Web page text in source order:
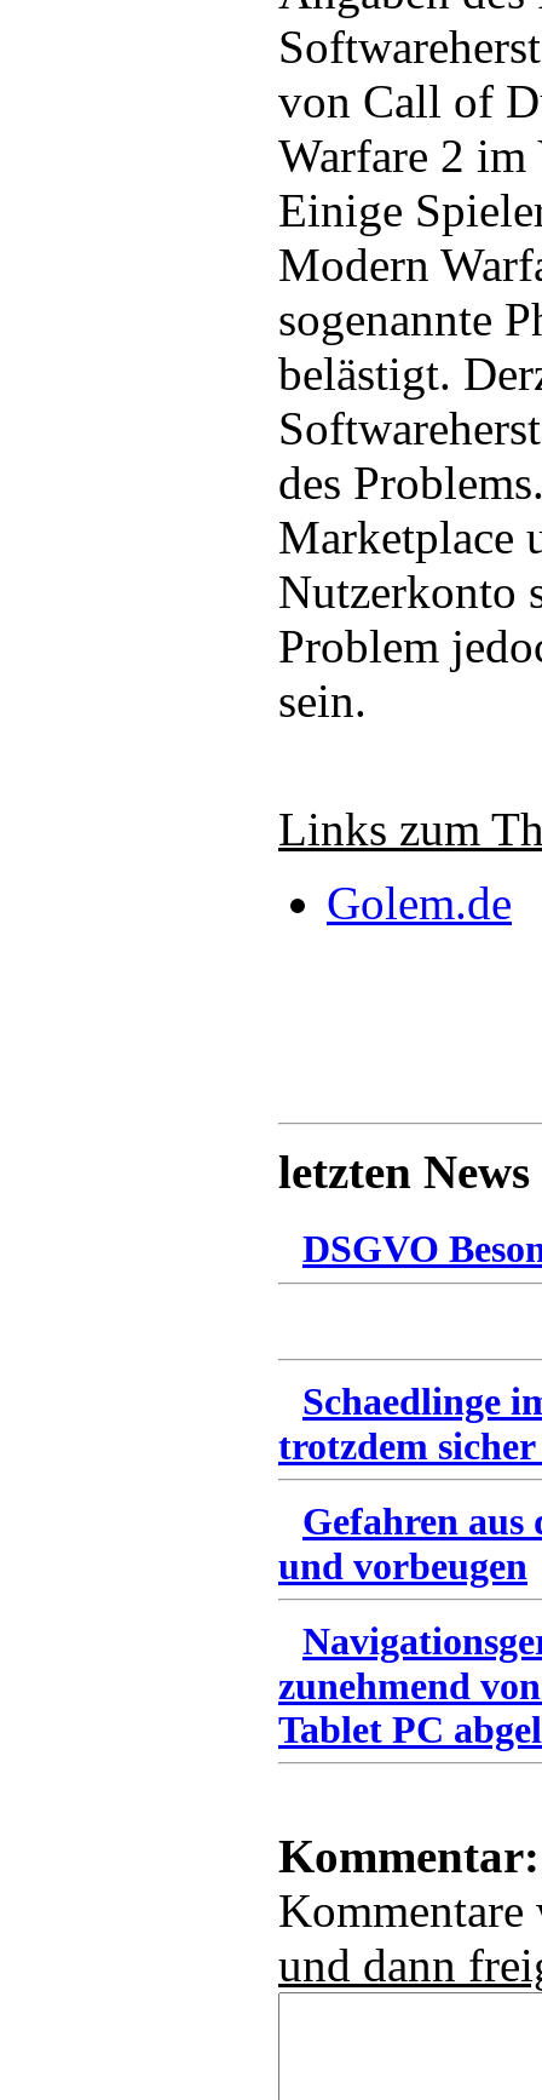
von Call of
Warfare 2
Einige
Modern
sogenannte
belästigt.
des
Marketplace
Nutzerkonto
Problem
sein.
Links zum
Golem.de
letzten News
DSGVO
Schaedlinge
trotzdem
Gefahren
und vorbeugen
zunehmend
Tablet PC
Kommentar:
und dann